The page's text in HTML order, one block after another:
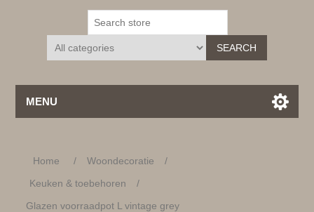
SEARCH
MENU
Home / Woondecoratie
/
Keuken & toebehoren
/
Glazen voorraadpot L vintage grey